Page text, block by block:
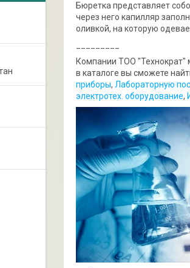
Бюретка представляет
через него капилляр
оливкой, на которую
Компании ТОО "Технократ"
в каталоге вы сможете
приборы, Лабораторную
электротех. оборудование,